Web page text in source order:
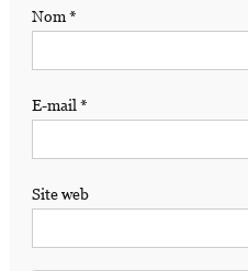
Nom*
E-mail *
Site web